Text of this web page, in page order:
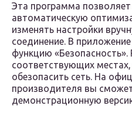
Эта программа
автоматическую
изменять настройки
соединение. В
функцию
соответствующих
обезопасить сеть. На
производителя вы
демонстрационную